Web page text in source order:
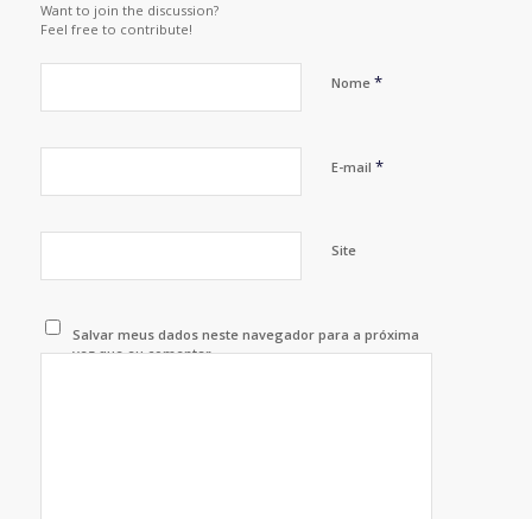
Want to join the discussion?
Feel free to contribute!
Nome *
E-mail *
Site
Salvar meus dados neste navegador para a próxima
vez que eu comentar.